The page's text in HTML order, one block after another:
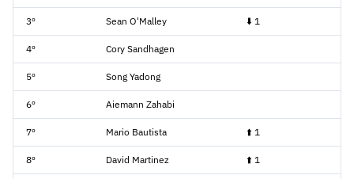
3º Sean O'Malley ⬇️ 1
4º Cory Sandhagen
5º Song Yadong
6º Aiemann Zahabi
7º Mario Bautista ⬆️ 1
8º David Martinez ⬆️ 1